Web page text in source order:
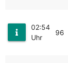
02:54
Uhr
96